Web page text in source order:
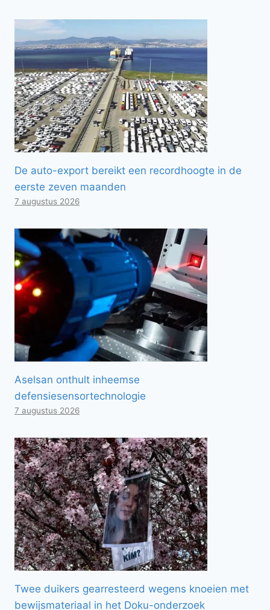
De auto-export bereikt een recordhoogte in de
eerste zeven maanden
7 augustus 2026
Aselsan onthult inheemse
defensiesensortechnologie
7 augustus 2026
Twee duikers gearresteerd wegens knoeien met
bewijsmateriaal in het Doku-onderzoek